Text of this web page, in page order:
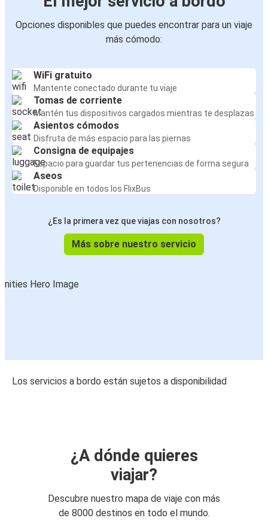
Opciones disponibles que puedes encontrar para un viaje
más cómodo:
WiFi gratuito
Mantente conectado durante tu viaje
Tomas de corriente
Mantén tus dispositivos cargados mientras te desplazas
Asientos cómodos
Disfruta de más espacio para las piernas
Consigna de equipajes
Espacio para guardar tus pertenencias de forma segura
Aseos
Disponible en todos los FlixBus
¿Es la primera vez que viajas con nosotros?
Más sobre nuestro servicio
Los servicios a bordo están sujetos a disponibilidad
¿A dónde quieres
viajar?
Descubre nuestro mapa de viaje con más
de 8000 destinos en todo el mundo.